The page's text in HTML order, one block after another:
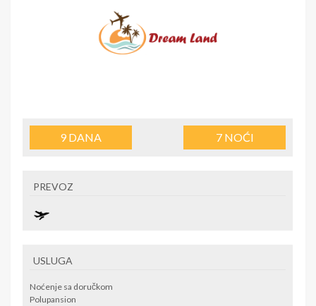
9 DANA 7NOĆI
PREVOZ
USLUGA
Noćenje sa doručkom
Polupansion